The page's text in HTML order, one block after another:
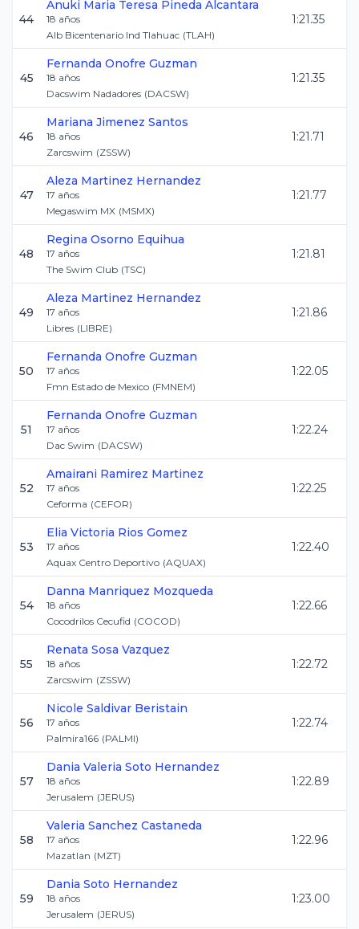
44
Anuki Maria Teresa Pineda Alcantara
18 años
Alb Bicentenario Ind Tlahuac (TLAH)
1:21.35
45
Fernanda Onofre Guzman
18 años
Dacswim Nadadores (DACSW)
1:21.35
46
Mariana Jimenez Santos
18 años
Zarcswim (ZSSW)
1:21.71
47
Aleza Martinez Hernandez
17 años
Megaswim MX (MSMX)
1:21.77
48
Regina Osorno Equihua
17 años
The Swim Club (TSC)
1:21.81
49
Aleza Martinez Hernandez
17 años
Libres (LIBRE)
1:21.86
50
Fernanda Onofre Guzman
17 años
Fmn Estado de Mexico (FMNEM)
1:22.05
51
Fernanda Onofre Guzman
17 años
Dac Swim (DACSW)
1:22.24
52
Amairani Ramirez Martinez
17 años
Ceforma (CEFOR)
1:22.25
53
Elia Victoria Rios Gomez
17 años
Aquax Centro Deportivo (AQUAX)
1:22.40
54
Danna Manriquez Mozqueda
18 años
Cocodrilos Cecufid (COCOD)
1:22.66
55
Renata Sosa Vazquez
18 años
Zarcswim (ZSSW)
1:22.72
56
Nicole Saldivar Beristain
17 años
Palmira166 (PALMI)
1:22.74
57
Dania Valeria Soto Hernandez
18 años
Jerusalem (JERUS)
1:22.89
58
Valeria Sanchez Castaneda
17 años
Mazatlan (MZT)
1:22.96
59
Dania Soto Hernandez
18 años
Jerusalem (JERUS)
1:23.00